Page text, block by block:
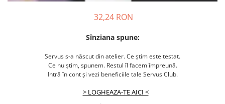
32,24 RON
Sînziana spune:
Servus s-a născut din atelier. Ce știm este testat.
Ce nu știm, spunem. Restul îl facem împreună.
Intră în cont și vezi beneficiile tale Servus Club.
> LOGHEAZA-TE AICI <